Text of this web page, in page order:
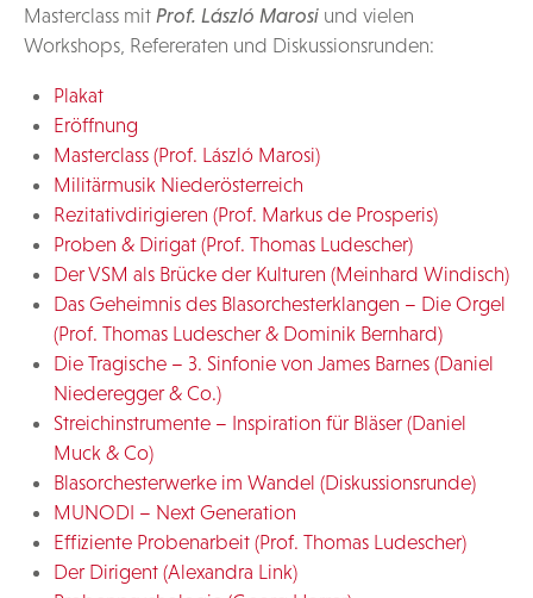
Masterclass mit Prof. László Marosi und vielen
Workshops, Refereraten und Diskussionsrunden:
Plakat
Eröffnung
Masterclass (Prof. László Marosi)
Militärmusik Niederösterreich
Rezitativdirigieren (Prof. Markus de Prosperis)
Proben & Dirigat (Prof. Thomas Ludescher)
Der VSM als Brücke der Kulturen (Meinhard Windisch)
Das Geheimnis des Blasorchesterklangen – Die Orgel
(Prof. Thomas Ludescher & Dominik Bernhard)
Die Tragische – 3. Sinfonie von James Barnes (Daniel
Niederegger & Co.)
Streichinstrumente – Inspiration für Bläser (Daniel
Muck & Co)
Blasorchesterwerke im Wandel (Diskussionsrunde)
MUNODI – Next Generation
Effiziente Probenarbeit (Prof. Thomas Ludescher)
Der Dirigent (Alexandra Link)